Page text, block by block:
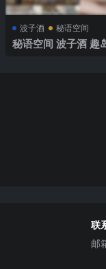
波子酒 秘语空间
秘语空间 波子酒 趣
联
邮